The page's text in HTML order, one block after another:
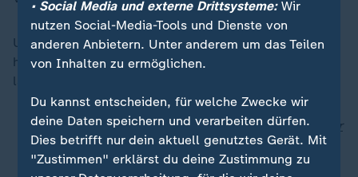
Unions-Fraktionschef Friedrich Merz(CDU) wurde
heftig dafür kritisiert - er hatte im Vorfeld erkennen
lassen, AfD-Stimmen bewusst in Kauf zu nehmen.
Kritik an "Pakt mit der AfD": Stars machen sich für
Brandmauer stark
• Social Media und externe Drittsysteme:Wir
nutzen Social-Media-Tools und Dienste von
anderen Anbietern. Unter anderem um das Teilen
von Inhalten zu ermöglichen.
Du kannst entscheiden, für welche Zwecke wir
deine Daten speichern und verarbeiten dürfen.
Dies betrifft nur dein aktuell genutztes Gerät. Mit
"Zustimmen" erklärst du deine Zustimmung zu